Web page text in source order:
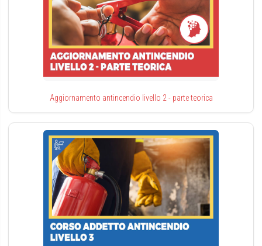
Aggiornamento antincendio livello 2 - parte teorica